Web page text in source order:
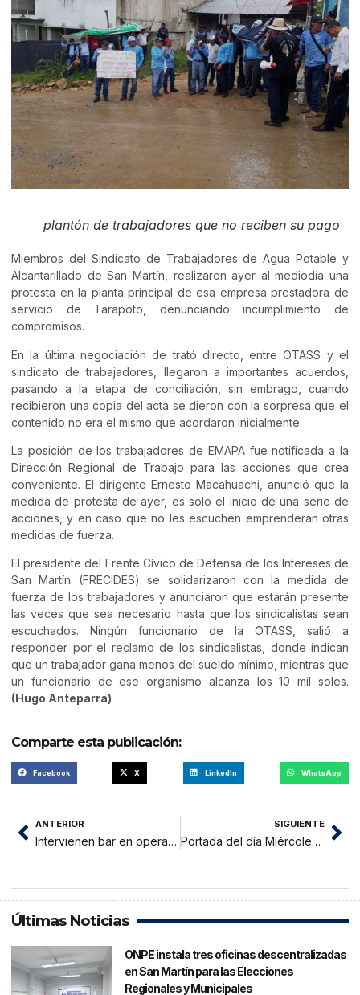
plantón de trabajadores que no reciben su pago
Miembros del Sindicato de Trabajadores de Agua Potable y
Alcantarillado de San Martín, realizaron ayer al mediodía una
protesta en la planta principal de esa empresa prestadora de
servicio de Tarapoto, denunciando incumplimiento de
compromisos.
En la última negociación de trató directo, entre OTASS y el
sindicato de trabajadores, llegaron a importantes acuerdos,
pasando a la etapa de conciliación, sin embrago, cuando
recibieron una copia del acta se dieron con la sorpresa que el
contenido no era el mismo que acordaron inicialmente.
La posición de los trabajadores de EMAPA fue notificada a la
Dirección Regional de Trabajo para las acciones que crea
conveniente. El dirigente Ernesto Macahuachi, anunció que la
medida de protesta de ayer, es solo el inicio de una serie de
acciones, y en caso que no les escuchen emprenderán otras
medidas de fuerza.
El presidente del Frente Cívico de Defensa de los Intereses de
San Martín (FRECIDES) se solidarizaron con la medida de
fuerza de los trabajadores y anunciaron que estarán presente
las veces que sea necesario hasta que los sindicalistas sean
escuchados. Ningún funcionario de la OTASS, salió a
responder por el reclamo de los sindicalistas, donde indican
que un trabajador gana menos del sueldo mínimo, mientras que
un funcionario de ese organismo alcanza los 10 mil soles.
(Hugo Anteparra)
Comparte esta publicación:
Facebook X LinkedIn WhatsApp
ANTERIOR
Intervienen bar en operativo policial contra la trata de personas
SIGUIENTE
Portada del día Miércoles 20 de Marzo de 2019
Últimas Noticias
ONPE instala tres oficinas descentralizadas
en San Martín para las Elecciones
Regionales y Municipales